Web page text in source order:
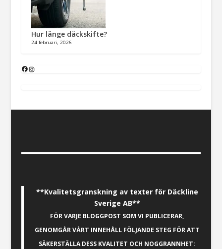
Hur länge däckskifte?
24 februari, 2026
**Kvalitetsgranskning av texter för Däckline
Sverige AB**
FÖR VARJE BLOGGPOST SOM VI PUBLICERAR,
GENOMGÅR VÅRT INNEHÅLL FÖLJANDE STEG FÖR ATT
SÄKERSTÄLLA DESS KVALITET OCH NOGGRANNHET: